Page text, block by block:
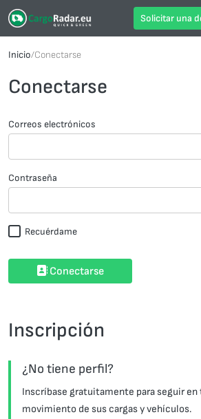
Solicitar una
Inicio/Conectarse
Conectarse
Correos electrónicos
Contraseña
Recuérdame
Conectarse
Inscripción
¿No tiene perfil?
Inscríbase gratuitamente para seguir
movimiento de sus cargas y vehículos.